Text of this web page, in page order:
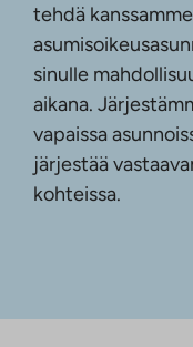
tehdä
sinulle
aikana.
vapaissa
järjestää
kohteissa.